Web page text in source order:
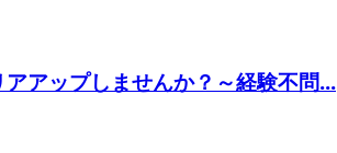
アップしませんか？～経験不問...